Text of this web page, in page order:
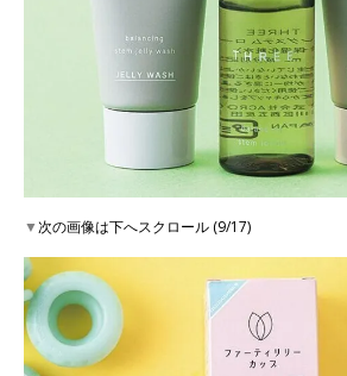
▼次の画像は下へスクロール (9/17)